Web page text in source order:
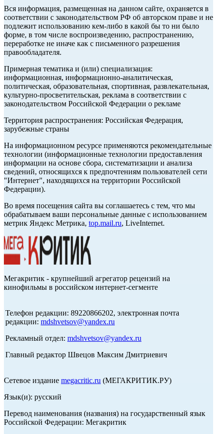
Вся информация, размещенная на данном сайте, охраняется в
соответствии с законодательством РФ об авторском праве и не
подлежит использованию кем-либо в какой бы то ни было
форме, в том числе воспроизведению, распространению,
переработке не иначе как с письменного разрешения
правообладателя.
Примерная тематика и (или) специализация:
информационная, информационно-аналитическая,
политическая, образовательная, спортивная, развлекательная,
культурно-просветительская, реклама в соответствии с
законодательством Российской Федерации о рекламе
Территория распространения: Российская Федерация,
зарубежные страны
На информационном ресурсе применяются рекомендательные
технологии (информационные технологии предоставления
информации на основе сбора, систематизации и анализа
сведений, относящихся к предпочтениям пользователей сети
"Интернет", находящихся на территории Российской
Федерации).
Во время посещения сайта вы соглашаетесь с тем, что мы
обрабатываем ваши персональные данные с использованием
метрик Яндекс Метрика, top.mail.ru, LiveInternet.
Мегакритик - крупнейший агрегатор рецензий на
кинофильмы в российском интернет-сегменте
Телефон редакции: 89220866202, электронная почта
редакции: mdshvetsov@yandex.ru
Рекламный отдел: mdshvetsov@yandex.ru
Главный редактор Швецов Максим Дмитриевич
Сетевое издание megacritic.ru (МЕГАКРИТИК.РУ)
Язык(и): русский
Перевод наименования (названия) на государственный язык
Российской Федерации: Мегакритик